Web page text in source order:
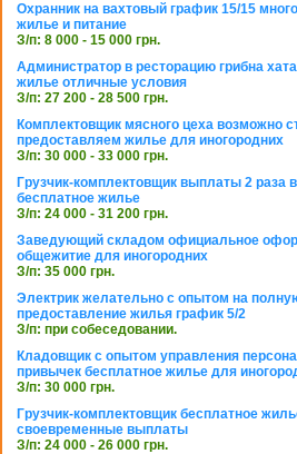
Охранник на вахтовый график 15/15
жилье и питание
З/п: 8 000 - 15 000 грн.
Администратор в ресторацию грибна
жилье отличные условия
З/п: 27 200 - 28 500 грн.
Комплектовщик мясного цеха возможно
предоставляем жилье для иногородних
З/п: 30 000 - 33 000 грн.
Грузчик-комплектовщик выплаты 2 раза
бесплатное жилье
З/п: 24 000 - 31 200 грн.
Заведующий складом официальное
общежитие для иногородних
З/п: 35 000 грн.
Электрик желательно с опытом на
предоставление жилья график 5/2
З/п: при собеседовании.
Кладовщик с опытом управления
привычек бесплатное жилье для
З/п: 30 000 грн.
Грузчик-комплектовщик бесплатное
своевременные выплаты
З/п: 24 000 - 26 000 грн.